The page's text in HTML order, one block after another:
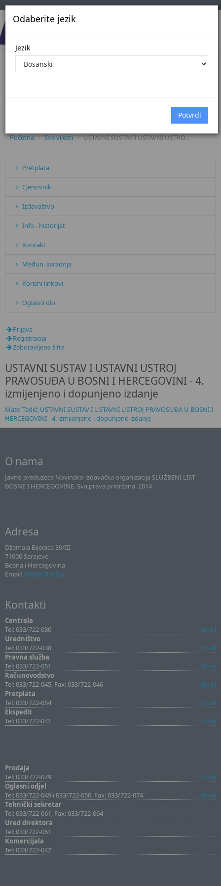
Odaberite jezik
Jezik
USTAVNI SUSTAV I USTAVNI USTROJ
HERCEGOVINI - 4. izmijenjeno i
Početna Sve vijesti USTAVNI SUSTAV I USTAVNI USTRO...
Pretplata
Cjenovnik
Izdavaštvo
Info - historijat
Kontakt
Međun. saradnja
Korisni linkovi
Oglasni dio
Prijava
Registracija
Zaboravljena šifra
USTAVNI SUSTAV I USTAVNI USTROJ
PRAVOSUĐA U BOSNI I HERCEGOVINI - 4.
izmijenjeno i dopunjeno izdanje
Mato Tadić: USTAVNI SUSTAV I USTAVNI USTROJ PRAVOSUĐA U BOSNI I
HERCEGOVINI - 4. izmijenjeno i dopunjeno izdanje
O nama
Javno preduzeće Novinsko-izdavačka organizacija SLUŽBENI LIST
BOSNE I HERCEGOVINE. Sva prava pridržana. 2014
Adresa
Džemala Bijedića 39/III
71000 Sarajevo
Bosna i Hercegovina
Email: sllist@sllist.ba
Kontakti
Centrala
Tel: 033/722-030
Email
Uredništvo
Tel: 033/722-038
Email
Pravna služba
Tel: 033/722-051
Email
Računovodstvo
Tel: 033/722-045, Fax: 033/722-046
Email
Pretplata
Tel: 033/722-054
Email
Ekspedit
Tel: 033/722-041
Email
Prodaja
Tel: 033/722-079
Email
Oglasni odjel
Tel: 033/722-049 i 033/722-050, Fax: 033/722-074
Email
Tehnički sekretar
Tel: 033/722-061, Fax: 033/722-064
Ured direktora
Tel: 033/722-061
Komercijala
Tel: 033/722-042